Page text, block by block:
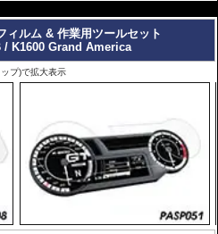
ィルム & 作業用ツールセット
/ K1600 Grand America
プ)で拡大表示